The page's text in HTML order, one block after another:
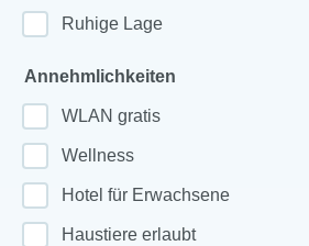
Ruhige Lage
Annehmlichkeiten
WLAN gratis
Wellness
Hotel für Erwachsene
Haustiere erlaubt